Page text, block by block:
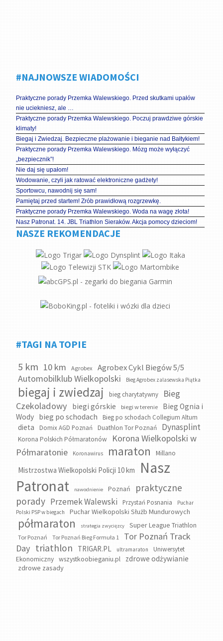
#NAJNOWSZE WIADOMOŚCI
Praktyczne porady Przemka Walewskiego. Przed skutkami upałów
nie uciekniesz, ale …
Praktyczne porady Przemka Walewskiego. Poczuj prawdziwe górskie
klimaty!
Biegaj i Zwiedzaj. Bezpieczne plażowanie i bieganie nad Bałtykiem!
Praktyczne porady Przemka Walewskiego. Mózg może wyłączyć
„bezpiecznik”!
Nie daj się upałom!
Wodowanie, czyli jak ratować elektroniczne gadżety!
Sportowcu, nawodnij się sam!
Pamiętaj przed startem! Zrób prawidłową rozgrzewkę.
Praktyczne porady Przemka Walewskiego. Woda na wagę złota!
Nasz Patronat. 14. JBL Triathlon Sieraków. Akcja pomocy dzieciom!
NASZE REKOMENDACJE
#TAGI NA TOPIE
5 km 10 km Agrobex Agrobex Cykl Biegów 5/5
Automobilklub Wielkopolski Bieg Agrobex zalasewska Piątka
biegaj i zwiedzaj bieg charytatywny
Bieg
Czekoladowy
biegi górskie biegi w terenie
Bieg Ognia i
Wody bieg po schodach Bieg po schodach Collegium Altum
dieta Domix AGD Poznań Duathlon Tor Poznań Dynasplint
Korona Polskich Półmaratonów
Korona Wielkopolski w
Półmaratonie
Koronawirus maraton Millano
Mistrzostwa Wielkopolski Policji 10 km
Nasz
Patronat
nawodnienie Poznań
praktyczne
porady Przemek Walewski Przystań Posnania
Puchar
Polski PSP w biegach
Puchar Wielkopolski Służb Mundurowych
półmaraton strategia zwycięzcy Super League Triathlon
Tor Poznań Tor Poznań Bieg Formuła 1
Tor Poznań Track
Day triathlon TRIGAR.PL ultramaraton
Uniwersytet
Ekonomiczny
wszystkoobieganiu.pl zdrowe odżywianie
zdrowe zasady